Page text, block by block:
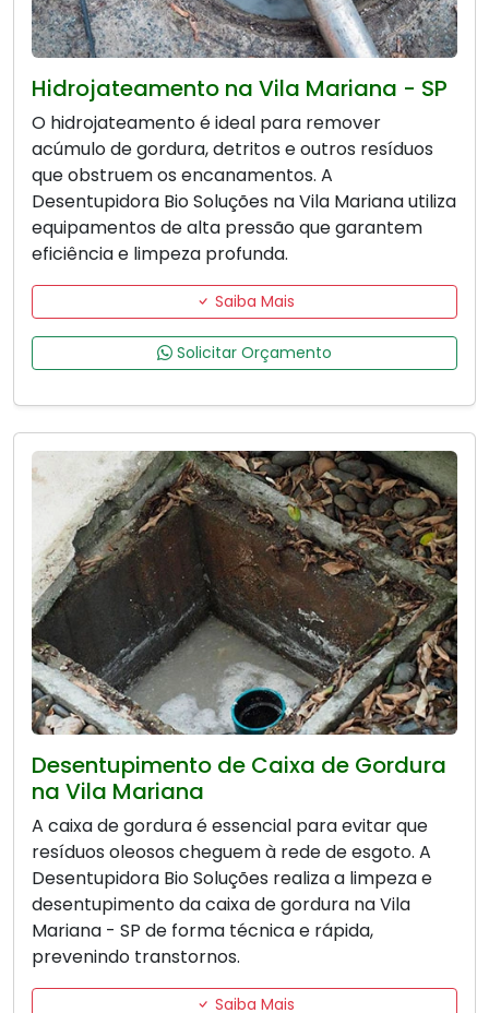
Hidrojateamento na Vila Mariana - SP
O hidrojateamento é ideal para remover
acúmulo de gordura, detritos e outros resíduos
que obstruem os encanamentos. A
Desentupidora Bio Soluções na Vila Mariana utiliza
equipamentos de alta pressão que garantem
eficiência e limpeza profunda.
Saiba Mais
Solicitar Orçamento
Desentupimento de Caixa de Gordura
na Vila Mariana
A caixa de gordura é essencial para evitar que
resíduos oleosos cheguem à rede de esgoto. A
Desentupidora Bio Soluções realiza a limpeza e
desentupimento da caixa de gordura na Vila
Mariana - SP de forma técnica e rápida,
prevenindo transtornos.
Saiba Mais